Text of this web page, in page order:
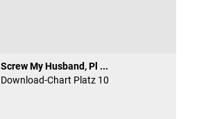
Screw My Husband, Pl ...
Download-Chart Platz 10